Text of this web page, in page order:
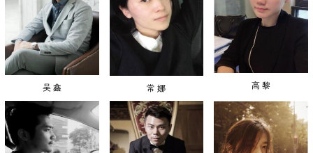
吴 鑫 常 娜 高 黎